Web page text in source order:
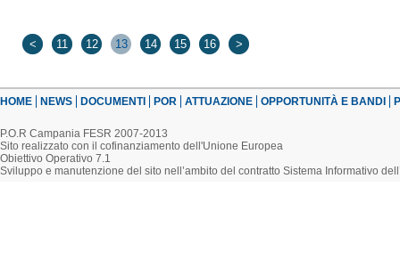
< 11 12 13 14 15 16 >
HOME NEWS DOCUMENTI POR ATTUAZIONE OPPORTUNITÀ E BANDI
P.O.R Campania FESR 2007-2013
Sito realizzato con il cofinanziamento dell'Unione Europea
Obiettivo Operativo 7.1
Sviluppo e manutenzione del sito nell’ambito del contratto Sistema Informativo